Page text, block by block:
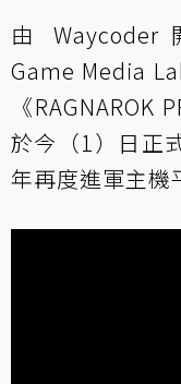
由 Waycoder
Game Media
《RAGNAROK
於今（1）日正
年再度進軍主機